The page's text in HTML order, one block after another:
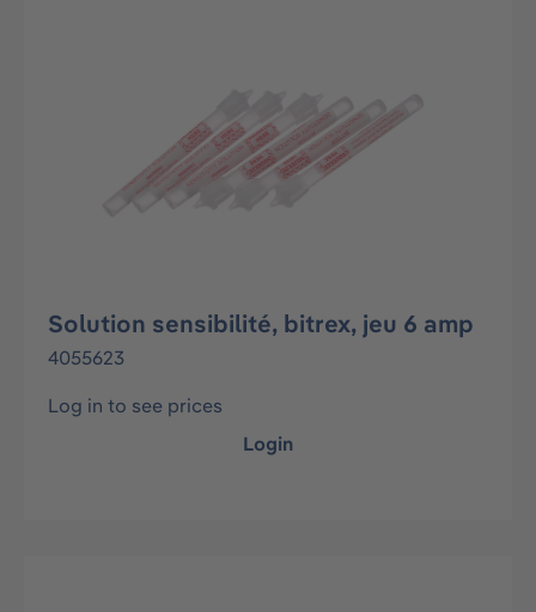
Solution sensibilité, bitrex, jeu 6 amp
4055623
Log in to see prices
Login